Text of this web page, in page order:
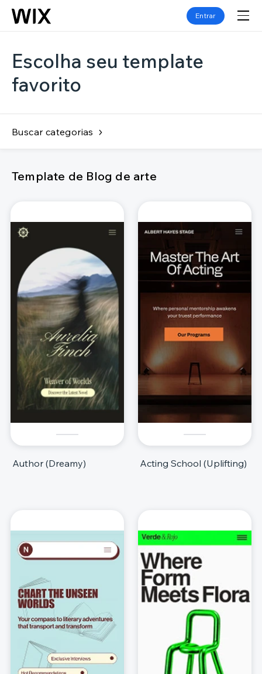
Entrar
Escolha seu template
favorito
Buscar categorias
Template de Blog de arte
Author (Dreamy) Acting School (Uplifting)